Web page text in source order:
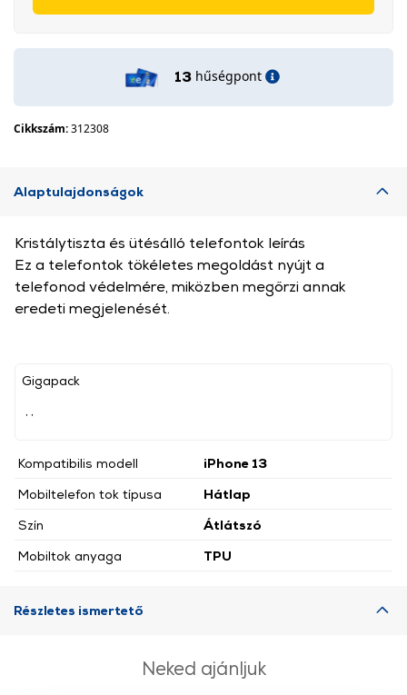
13 hűségpont
Cikkszám:312308
Alaptulajdonságok
Gigapack
Kompatibilis modell
iPhone 13
Mobiltelefon tok típusa
Hátlap
Szín
Átlátszó
Mobiltok anyaga
TPU
Kristálytiszta és ütésálló telefontok leírás
Ez a telefontok tökéletes megoldást nyújt a
telefonod védelmére, miközben megőrzi annak
eredeti megjelenését.
Részletes ismertető
Neked ajánljuk